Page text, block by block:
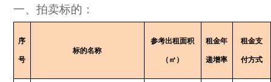
一、拍卖标的：
序
号
标的名称
参考出租面积
（㎡）
租金年
递增率
租金支
付方式